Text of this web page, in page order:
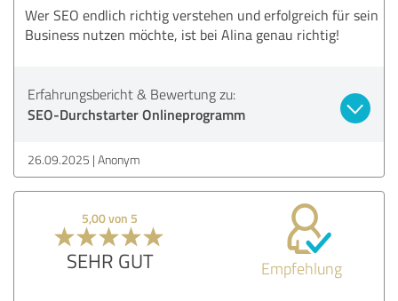
Wer SEO endlich richtig verstehen und erfolgreich für sein
Business nutzen möchte, ist bei Alina genau richtig!
Erfahrungsbericht & Bewertung zu:
SEO-Durchstarter Onlineprogramm
26.09.2025 Anonym
5,00 von 5
SEHR GUT Empfehlung